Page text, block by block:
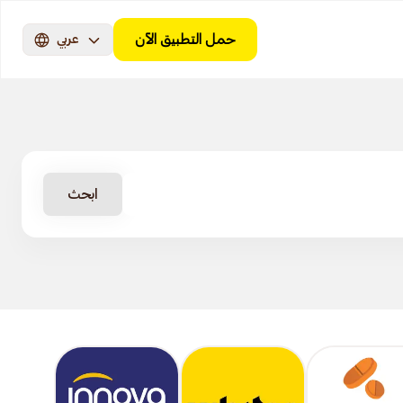
حمل التطبيق الآن عربي
ابحث